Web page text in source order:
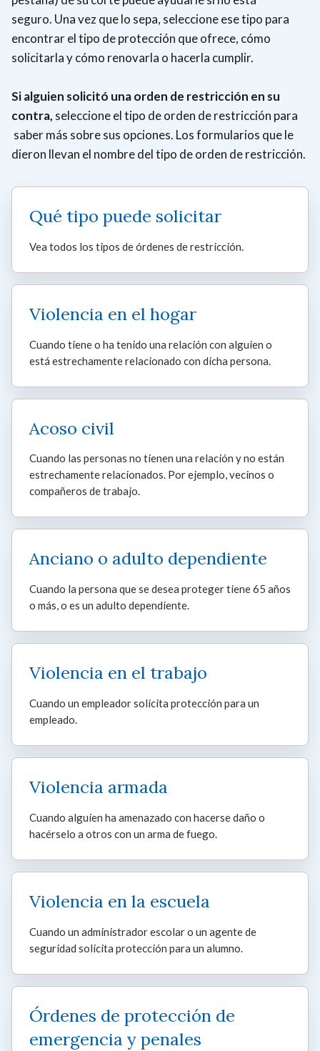
seguro. Una vez que lo sepa, seleccione ese tipo para
encontrar el tipo de protección que ofrece, cómo
solicitarla y cómo renovarla o hacerla cumplir.
Si alguien solicitó una orden de restricción en su
contra, seleccione el tipo de orden de restricción para
saber más sobre sus opciones. Los formularios que le
dieron llevan el nombre del tipo de orden de restricción.
Qué tipo puede solicitar
Vea todos los tipos de órdenes de restricción.
Violencia en el hogar
Cuando tiene o ha tenido una relación con alguien o
está estrechamente relacionado con dicha persona.
Acoso civil
Cuando las personas no tienen una relación y no están
estrechamente relacionados. Por ejemplo, vecinos o
compañeros de trabajo.
Anciano o adulto dependiente
Cuando la persona que se desea proteger tiene 65 años
o más, o es un adulto dependiente.
Violencia en el trabajo
Cuando un empleador solicita protección para un
empleado.
Violencia armada
Cuando alguien ha amenazado con hacerse daño o
hacérselo a otros con un arma de fuego.
Violencia en la escuela
Cuando un administrador escolar o un agente de
seguridad solicita protección para un alumno.
Órdenes de protección de
emergencia y penales